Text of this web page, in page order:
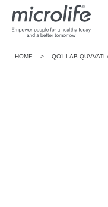
HOME > QO‘LLAB-